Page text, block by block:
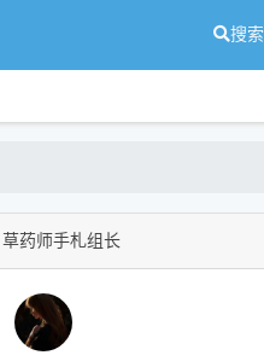
搜索
草药师手札组长